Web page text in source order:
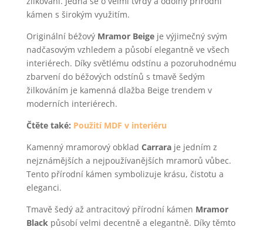
kámen s širokým využitím.
Originální béžový Mramor Beigeje výjimečný svým
nadčasovým vzhledem a působí elegantně ve všech
interiérech. Díky světlému odstínu a pozoruhodnému
zbarvení do béžových odstínů s tmavě šedým
žilkováním je kamenná dlažba Beige trendem v
moderních interiérech.
Čtěte také: Použití MDF v interiéru
Kamenný mramorový obklad Carraraje jedním z
nejznámějších a nejpoužívanějších mramorů vůbec.
Tento přírodní kámen symbolizuje krásu, čistotu a
eleganci.
Tmavě šedý až antracitový přírodní kámen Mramor
Blackpůsobí velmi decentně a elegantně. Díky těmto